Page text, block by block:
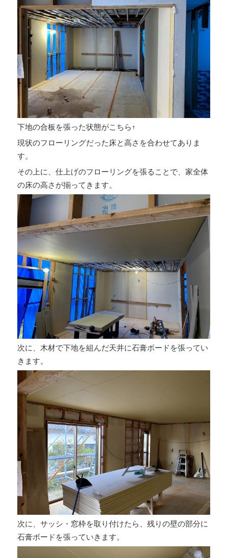
下地の合板を張った状態がこちら↑
現状のフローリングだった床と高さを合わせてありま
す。
その上に、仕上げのフローリングを張ることで、家全体
の床の高さが揃ってきます。
次に、木材で下地を組んだ天井に石膏ボードを張ってい
きます。
次に、サッシ・窓枠を取り付けたら、残りの壁の部分に
石膏ボードを張っていきます。